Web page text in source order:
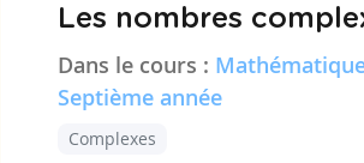
Les nombres
Dans le cours :
Septième année
Complexes